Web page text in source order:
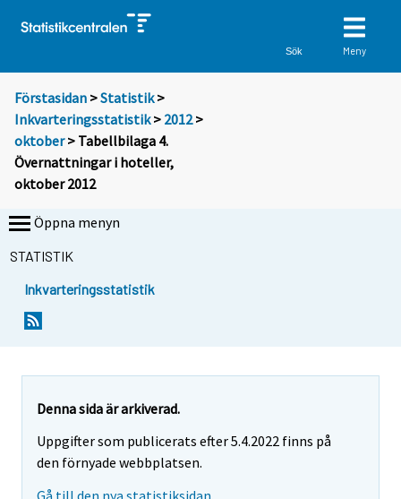
Sök Meny
Förstasidan >Statistik >
Inkvarteringsstatistik> 2012>
oktober> Tabellbilaga 4.
Övernattningar i hoteller,
oktober 2012
Öppna menyn
STATISTIK
Inkvarteringsstatistik
Denna sida är arkiverad.
Uppgifter som publicerats efter 5.4.2022 finns på
den förnyade webbplatsen.